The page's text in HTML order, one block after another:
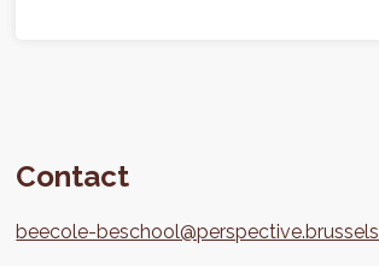
Contact
beecole-beschool@perspective.brussels